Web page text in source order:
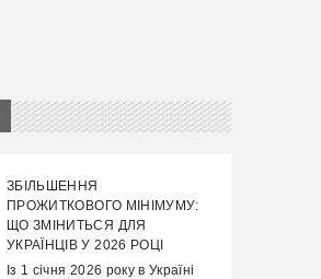
ЗБІЛЬШЕННЯ
ПРОЖИТКОВОГО МІНІМУМУ:
ЩО ЗМІНИТЬСЯ ДЛЯ
УКРАЇНЦІВ У 2026 РОЦІ
Із 1 січня 2026 року в Україні